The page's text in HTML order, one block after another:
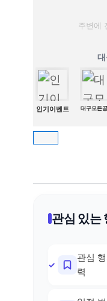
주변에
인기이벤트 대구모든
관심 있는
관심
력